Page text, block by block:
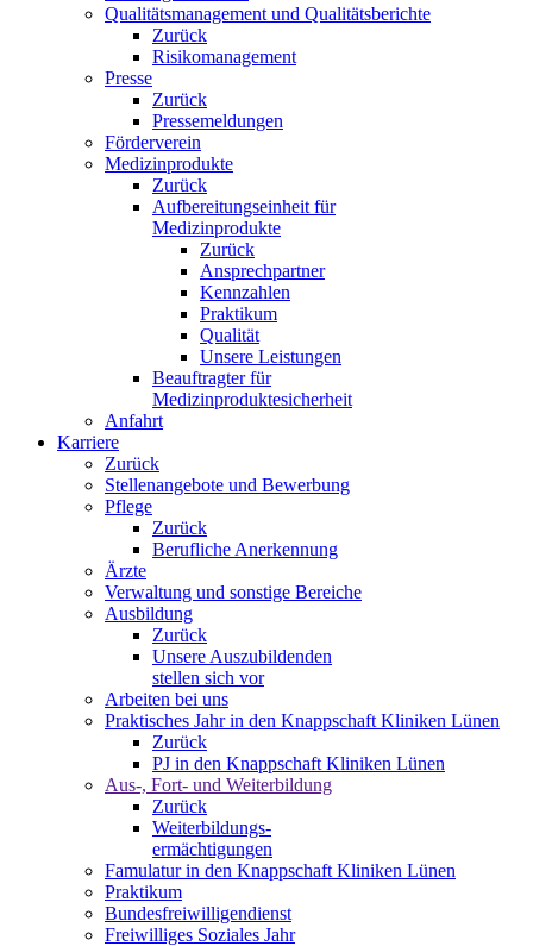
Qualitätsmanagement und Qualitätsberichte
Zurück
Risikomanagement
Presse
Zurück
Pressemeldungen
Förderverein
Medizinprodukte
Zurück
Aufbereitungseinheit für
Medizinprodukte
Zurück
Ansprechpartner
Kennzahlen
Praktikum
Qualität
Unsere Leistungen
Beauftragter für
Medizinproduktesicherheit
Anfahrt
Karriere
Zurück
Stellenangebote und Bewerbung
Pflege
Zurück
Berufliche Anerkennung
Ärzte
Verwaltung und sonstige Bereiche
Ausbildung
Zurück
Unsere Auszubildenden
stellen sich vor
Arbeiten bei uns
Praktisches Jahr in den Knappschaft Kliniken Lünen
Zurück
PJ in den Knappschaft Kliniken Lünen
Aus-, Fort- und Weiterbildung
Zurück
Weiterbildungs-
ermächtigungen
Famulatur in den Knappschaft Kliniken Lünen
Praktikum
Bundesfreiwilligendienst
Freiwilliges Soziales Jahr